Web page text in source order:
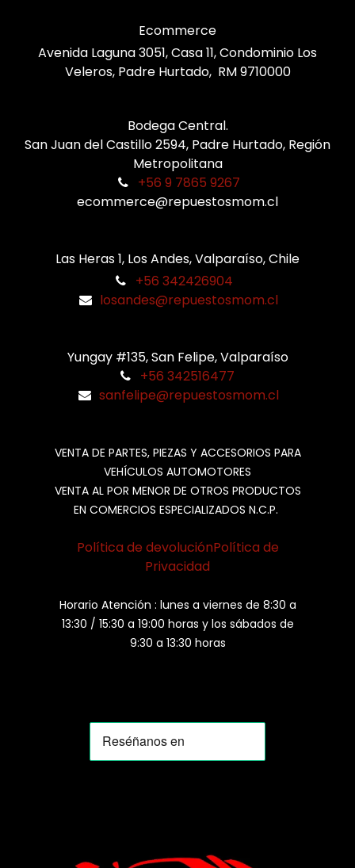
Ecommerce
Avenida Laguna 3051, Casa 11, Condominio Los
Veleros, Padre Hurtado, RM 9710000
Bodega Central.
San Juan del Castillo 2594, Padre Hurtado, Región
Metropolitana
+56 9 7865 9267
ecommerce@repuestosmom.cl
Las Heras 1, Los Andes, Valparaíso, Chile
+56 342426904
losandes@repuestosmom.cl
Yungay #135, San Felipe, Valparaíso
+56 342516477
sanfelipe@repuestosmom.cl
VENTA DE PARTES, PIEZAS Y ACCESORIOS PARA
VEHÍCULOS AUTOMOTORES
VENTA AL POR MENOR DE OTROS PRODUCTOS
EN COMERCIOS ESPECIALIZADOS N.C.P.
Política de devoluciónPolítica de
Privacidad
Horario Atención : lunes a viernes de 8:30 a
13:30 / 15:30 a 19:00 horas y los sábados de
9:30 a 13:30 horas